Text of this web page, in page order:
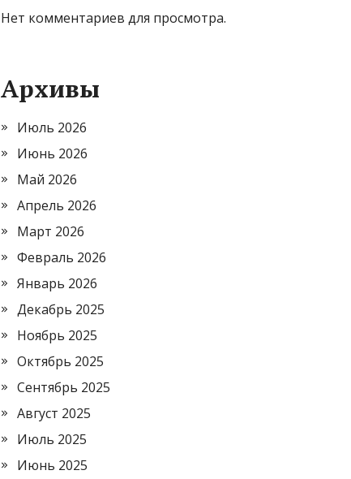
Нет комментариев для просмотра.
Архивы
Июль 2026
Июнь 2026
Май 2026
Апрель 2026
Март 2026
Февраль 2026
Январь 2026
Декабрь 2025
Ноябрь 2025
Октябрь 2025
Сентябрь 2025
Август 2025
Июль 2025
Июнь 2025